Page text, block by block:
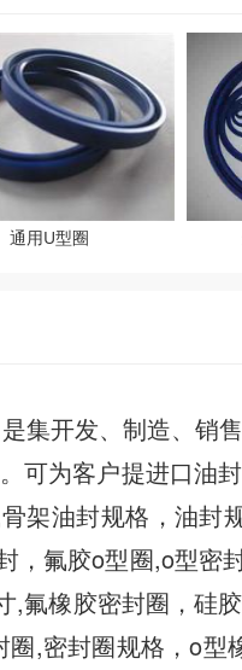
通用U型圈
开发、制造、销
可为客户提进口油
架油封规格，油封
，氟胶o型圈,o型密
,氟橡胶密封圈，硅
,密封圈规格，o